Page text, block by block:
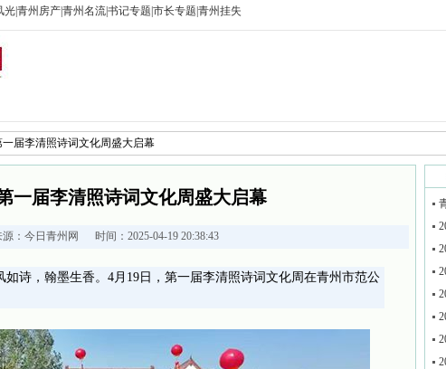
光青州房产青州名流书记专题 市长专题 青州挂失
一届李清照诗词文化周盛大启幕
一届李清照诗词文化周盛大启幕
： 今日青州网 时间：2025-04-19 20:38:43
如诗，翰墨生香。4月19日，第一届李清照诗词文化周在青州市范公